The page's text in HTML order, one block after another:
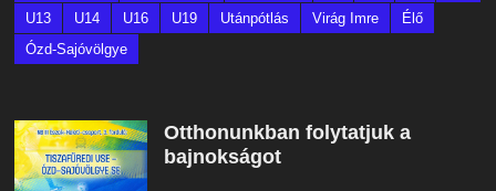
U13
U14 U16 U19 Utánpótlás Virág Imre
Élő
Ózd-Sajóvölgye
Otthonunkban folytatjuk a
bajnokságot